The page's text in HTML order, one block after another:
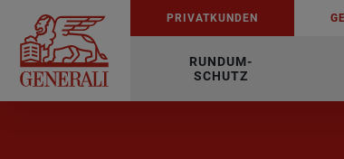
PRI­VAT­KUN­DEN
RUNDUM-
SCHUTZ